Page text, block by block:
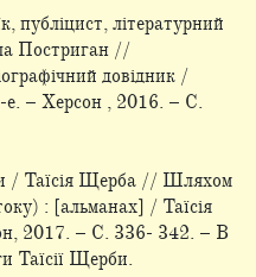
публіцист, літературний
Постриган //
довідник /
– Херсон , 2016. – С.
/ Таїсія Щерба // Шляхом
: [альманах] / Таїсія
2017. – С. 336- 342. – В
Таїсії Щерби.